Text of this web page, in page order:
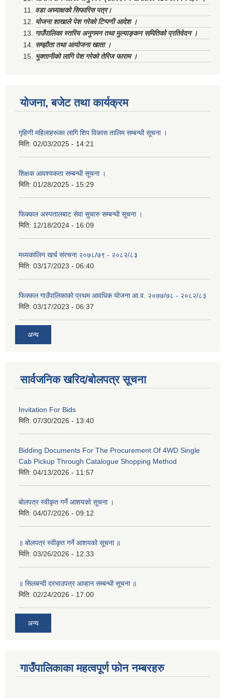
वडा अध्याक्षको सिफारिस पत्र।
योजना शाखाले पेश गरेको टिप्पणी आदेश ।
गाउँपालिका स्तरिय अनुगमन तथा मुल्याङ्कन समितिको प्रतिवेदन ।
सम्झौता तथा आयोजना खाता ।
भुक्तानीको लागि पेश गरेको तेरिज फाराम ।
योजना, बजेट तथा कार्यक्रम
गृहिणी महिलाहरूका लागि शिप विकास तालिम सम्बन्धी सूचना ‌।
मिति: 02/03/2025 - 14:21
शिक्षक आवश्यकता सम्बन्धी सूचना ।
मिति: 01/28/2025 - 15:29
फिक्कल अस्पतालबाट सेवा सुचारु सम्बन्धी सूचना ।
मिति: 12/18/2024 - 16:09
मध्यकालिन खर्च संरचना २०७८/७९ - २०८२/८३
मिति: 03/17/2023 - 06:40
फिक्कल गाउँपालिकाको प्रथम आवधिक योजना आ.व. २०७७/७८ - २०८२/८३
मिति: 03/17/2023 - 06:37
अन्य
सार्वजनिक खरिद/बोलपत्र सूचना
Invitation For Bids
मिति: 07/30/2026 - 13:40
Bidding Documents For The Procurement Of 4WD Single
Cab Pickup Through Catalogue Shopping Method
मिति: 04/13/2026 - 11:57
बोलपत्र स्वीकृत गर्ने आशयको सूचना ।
मिति: 04/07/2026 - 09:12
॥ बोलपत्र स्वीकृत गर्ने आशयको सूचना ॥
मिति: 03/26/2026 - 12:33
॥ सिलबन्दी दरभाउपत्र आव्हान सम्बन्धी सूचना ॥
मिति: 02/24/2026 - 17:00
अन्य
गाउँपालिकाका महत्वपूर्ण फोन नम्बरहरु